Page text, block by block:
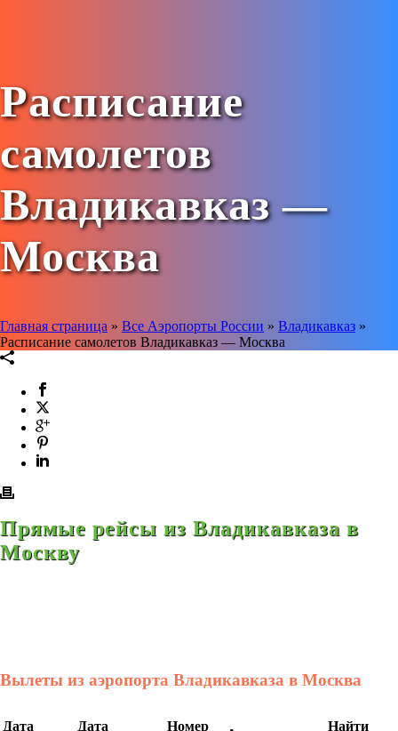
Расписание
самолетов
Владикавказ —
Москва
Главная страница » Все Аэропорты России » Владикавказ »
Расписание самолетов Владикавказ — Москва
Прямые рейсы из Владикавказа в
Москву
Вылеты из аэропорта Владикавказа в Москва
Дата Дата Номер Найти